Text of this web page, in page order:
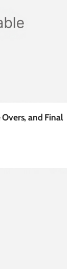
and Final